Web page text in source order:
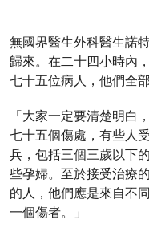
無國界醫生外科醫生諾
歸來。在二十四小時內
七十五位病人，他們全
「大家一定要清楚明白
七十五個傷處，有些人
兵，包括三個三歲以下
些孕婦。至於接受治療
的人，他們應是來自不
一個傷者。」